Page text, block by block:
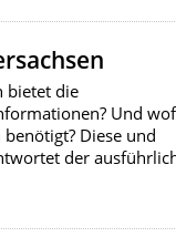
bietet die
Und
Diese und
der